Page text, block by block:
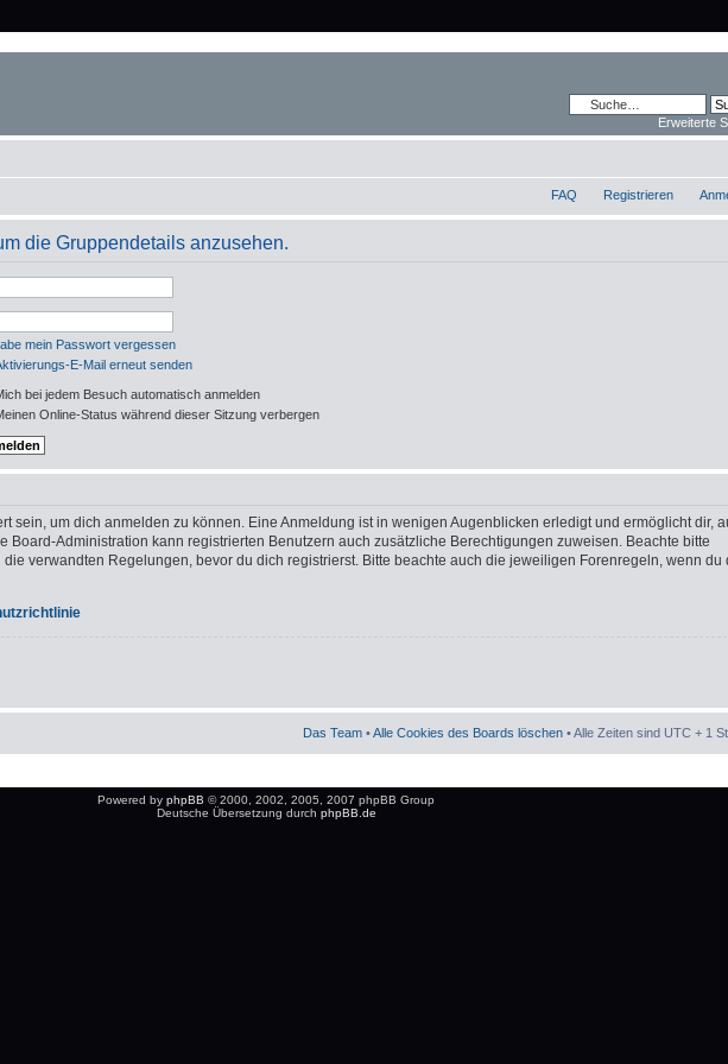
Erweiterte
FAQ Registrieren
die Gruppendetails anzusehen.
mein Passwort vergessen
E-Mail erneut senden
bei jedem Besuch automatisch anmelden
Online-Status während dieser Sitzung verbergen
sein, um dich anmelden zu können. Eine Anmeldung ist in wenigen Augenblicken erledigt und ermöglicht dir,
Board-Administration kann registrierten Benutzern auch zusätzliche Berechtigungen zuweisen. Beachte bitte
verwandten Regelungen, bevor du dich registrierst. Bitte beachte auch die jeweiligen Forenregeln, wenn du
Das Team •Alle Cookies des Boards löschen • Alle Zeiten sind UTC + 1
Powered by phpBB © 2000, 2002, 2005, 2007 phpBB Group
Deutsche Übersetzung durch phpBB.de